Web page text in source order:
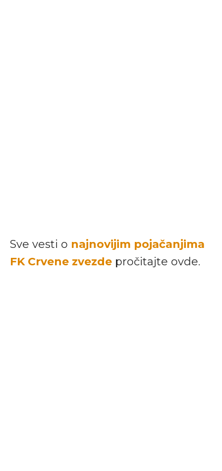
Sve vesti o najnovijim pojačanjima
FK Crvene zvezde pročitajte ovde.